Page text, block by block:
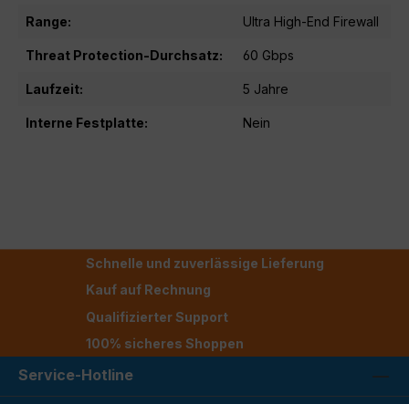
Range: Ultra High-End Firewall
Threat Protection-Durchsatz: 60 Gbps
Laufzeit: 5 Jahre
Interne Festplatte: Nein
Schnelle und zuverlässige Lieferung
Kauf auf Rechnung
Qualifizierter Support
100% sicheres Shoppen
Service-Hotline